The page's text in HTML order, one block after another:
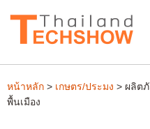
หน้าหลัก > เกษตร/ประมง > ผลิต
พื้นเมือง